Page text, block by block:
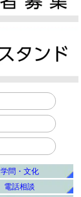
学問・文化
電話相談